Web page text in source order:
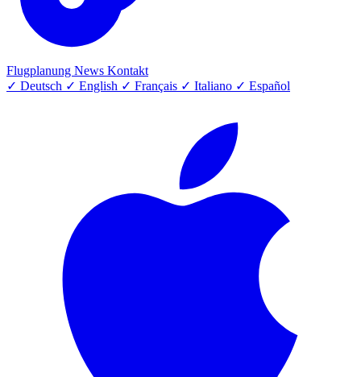
Flugplanung News Kontakt
✓ Deutsch ✓ English ✓ Français ✓ Italiano ✓ Español